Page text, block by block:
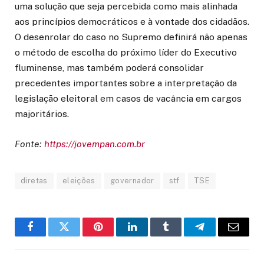
uma solução que seja percebida como mais alinhada
aos princípios democráticos e à vontade dos cidadãos.
O desenrolar do caso no Supremo definirá não apenas
o método de escolha do próximo líder do Executivo
fluminense, mas também poderá consolidar
precedentes importantes sobre a interpretação da
legislação eleitoral em casos de vacância em cargos
majoritários.
Fonte: https://jovempan.com.br
diretas eleições governador stf TSE
FacebookTwitter PinterestLinkedInTumblr TelegramEmail